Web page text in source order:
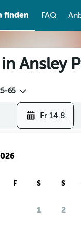
finden FAQ
Ansley
65
Fr 14.8.
F S S
1 2